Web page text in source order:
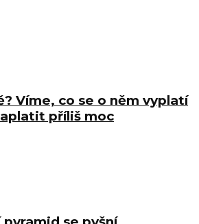
Víme, co se o něm vyplatí
příliš moc